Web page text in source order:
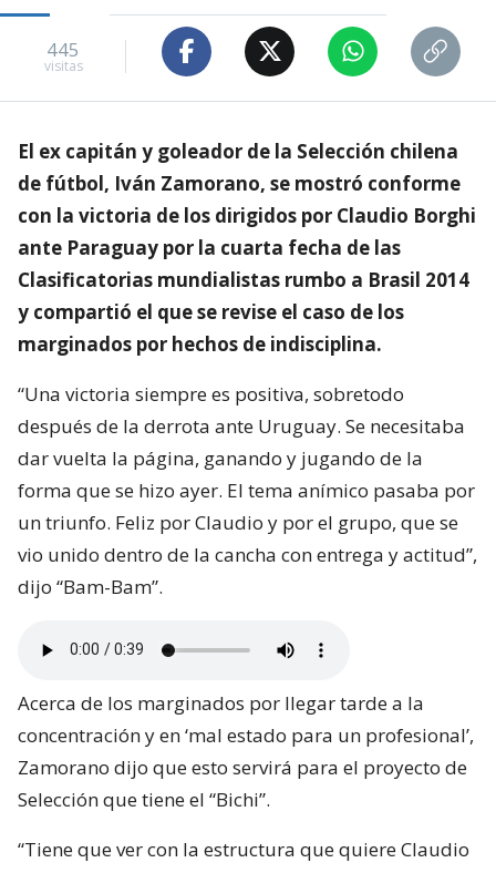
445
visitas
El ex capitán y goleador de la Selección chilena
de fútbol, Iván Zamorano, se mostró conforme
con la victoria de los dirigidos por Claudio Borghi
ante Paraguay por la cuarta fecha de las
Clasificatorias mundialistas rumbo a Brasil 2014
y compartió el que se revise el caso de los
marginados por hechos de indisciplina.
“Una victoria siempre es positiva, sobretodo
después de la derrota ante Uruguay. Se necesitaba
dar vuelta la página, ganando y jugando de la
forma que se hizo ayer. El tema anímico pasaba por
un triunfo. Feliz por Claudio y por el grupo, que se
vio unido dentro de la cancha con entrega y actitud”,
dijo “Bam-Bam”.
Acerca de los marginados por llegar tarde a la
concentración y en ‘mal estado para un profesional’,
Zamorano dijo que esto servirá para el proyecto de
Selección que tiene el “Bichi”.
“Tiene que ver con la estructura que quiere Claudio